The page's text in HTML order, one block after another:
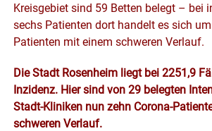
Kreisgebiet sind 59 Betten belegt – bei
sechs Patienten dort handelt es sich
Patienten mit einem schweren Verlauf.
Die Stadt Rosenheim liegt bei 2251,9
Inzidenz. Hier sind von 29 belegten
Stadt-Kliniken nun zehn Corona-
schweren Verlauf.